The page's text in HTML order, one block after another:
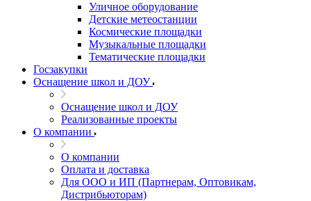
Уличное оборудование
Детские метеостанции
Космические площадки
Музыкальные площадки
Тематические площадки
Госзакупки
Оснащение школ и ДОУ
Оснащение школ и ДОУ
Реализованные проекты
О компании
О компании
Оплата и доставка
Для ООО и ИП (Партнерам, Оптовикам,
Дистрибьюторам)